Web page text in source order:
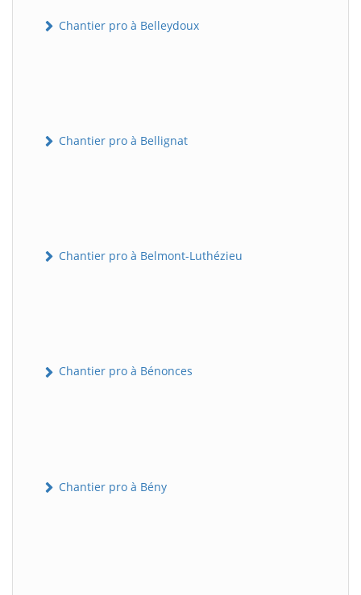
Chantier pro à Belleydoux
Chantier pro à Bellignat
Chantier pro à Belmont-Luthézieu
Chantier pro à Bénonces
Chantier pro à Bény